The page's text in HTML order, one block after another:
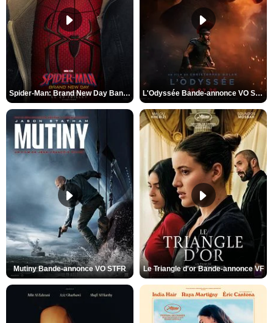
Spider-Man: Brand New Day Bande-annonce VO STFR L'Odyssée Bande-annonce VO STFR
Mutiny Bande-annonce VO STFR Le Triangle d'or Bande-annonce VF